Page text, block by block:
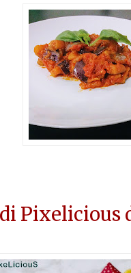
Pixelicious